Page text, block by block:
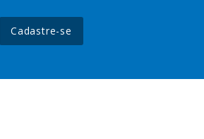
Cadastre-se